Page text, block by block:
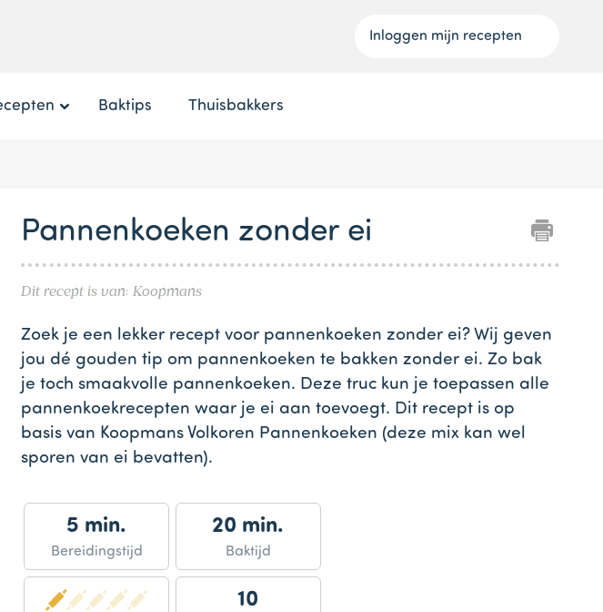
Inloggen mijn recepten
Baktips Thuisbakkers
Pannenkoeken zonder ei
Dit recept is van: Koopmans
Zoek je een lekker recept voor pannenkoeken zonder ei? Wij geven
jou dé gouden tip om pannenkoeken te bakken zonder ei. Zo bak
je toch smaakvolle pannenkoeken. Deze truc kun je toepassen alle
pannenkoekrecepten waar je ei aan toevoegt. Dit recept is op
basis van Koopmans Volkoren Pannenkoeken (deze mix kan wel
sporen van ei bevatten).
5 min.
Bereidingstijd
20 min.
Baktijd
10